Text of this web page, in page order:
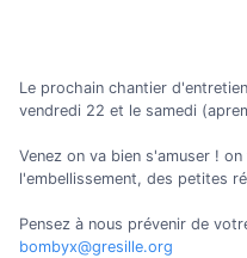
Le prochain chantier
vendredi 22 et le samedi
Venez on va bien s'amuser !
l'embellissement, des petites
Pensez à nous prévenir de
bombyx@gresille.org